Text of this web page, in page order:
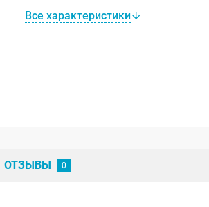
Все характеристики
ОТЗЫВЫ